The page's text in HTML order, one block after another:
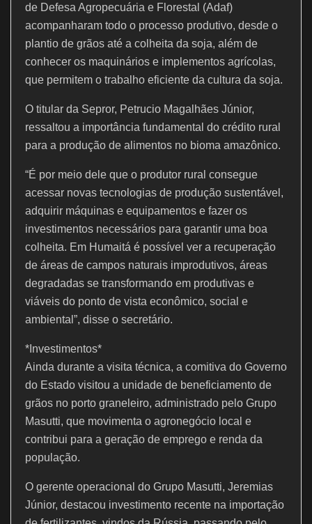
de Defesa Agropecuária e Florestal (Adaf)
acompanharam todo o processo produtivo, desde o
plantio de grãos até a colheita da soja, além de
conhecer os maquinários e implementos agrícolas,
que permitem o trabalho eficiente da cultura da soja.
O titular da Sepror, Petrucio Magalhães Júnior,
ressaltou a importância fundamental do crédito rural
para a produção de alimentos no bioma amazônico.
“É por meio dele que o produtor rural consegue
acessar novas tecnologias de produção sustentável,
adquirir máquinas e equipamentos e fazer os
investimentos necessários para garantir uma boa
colheita. Em Humaitá é possível ver a recuperação
de áreas de campos naturais improdutivos, áreas
degradadas se transformando em produtivas e
viáveis do ponto de vista econômico, social e
ambiental”, disse o secretário.
*Investimentos*
Ainda durante a visita técnica, a comitiva do Governo
do Estado visitou a unidade de beneficiamento de
grãos no porto graneleiro, administrado pelo Grupo
Masutti, que movimenta o agronegócio local e
contribui para a geração de emprego e renda da
população.
O gerente operacional do Grupo Masutti, Jeremias
Júnior, destacou investimento recente na importação